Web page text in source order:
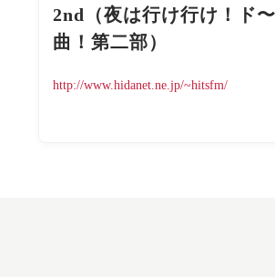
2nd（夜は行け行け！ド
曲！第二部）
http://www.hidanet.ne.jp/~hitsfm/